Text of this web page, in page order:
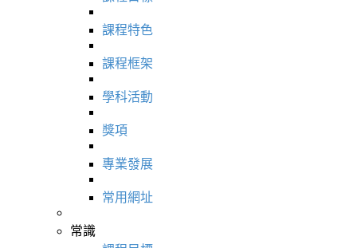
課程特色
課程框架
學科活動
獎項
專業發展
常用網址
常識